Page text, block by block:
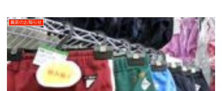
最新のお知らせ